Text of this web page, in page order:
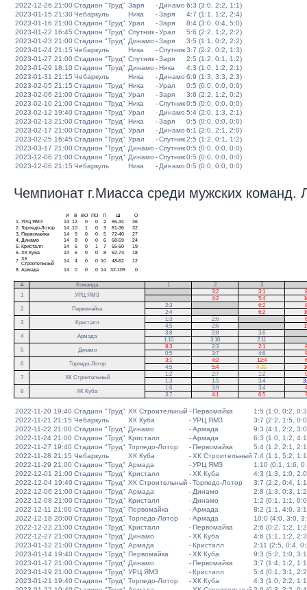
2022-12-26 21:00Стадион "Труд" Заря - Динамо 6:3 (3:0, 2:2, 1:1)
2023-01-15 21:30Чебаркуль Ника -Заря
4:7 (1:1, 1:2, 2:4)
2023-01-16 21:00Стадион "Труд" Урал -Заря
8:4 (3:0, 0:4, 5:0)
2023-01-22 16:45 Стадион "Труд" Спутник-Урал
5:6 (2:2, 1:2, 2:2)
2023-01-23 21:00Стадион "Труд" Динамо -Заря
3:5 (1:1, 0:2, 2:2)
2023-01-24 21:15 Чебаркуль Ника -Спутник3:7 (2:2, 0:2, 1:3)
2023-01-27 21:00Стадион "Труд" Спутник-Заря
2:5 (1:2, 0:1, 1:2)
2023-01-29 18:10Стадион "Труд" Динамо -Ника
4:3 (1:0, 1:2, 2:1)
2023-01-31 21:15 Чебаркуль Ника - Динамо 6:9 (1:3, 3:3, 2:3)
2023-02-05 21:15 Стадион "Труд" Ника -Урал
0:5 (0:0, 0:0, 0:0)
2023-02-06 21:00Стадион "Труд" Урал -Заря
3:6 (2:2, 1:2, 0:2)
2023-02-10 21:00Стадион "Труд" Ника -Спутник0:5 (0:0, 0:0, 0:0)
2023-02-12 19:40Стадион "Труд" Урал - Динамо 5:4 (2:0, 1:3, 2:1)
2023-02-13 21:00Стадион "Труд" Ника -Заря
0:5 (0:0, 0:0, 0:0)
2023-02-17 21:00Стадион "Труд" Урал - Динамо 6:1 (2:0, 2:1, 2:0)
2023-02-25 16:45 Стадион "Труд" Урал -Спутник2:5 (1:2, 0:1, 1:2)
2023-03-17 21:00Стадион "Труд" Динамо -Спутник0:5 (0:0, 0:0, 0:0)
2023-12-06 21:00Стадион "Труд" Динамо -Спутник0:5 (0:0, 0:0, 0:0)
2023-12-06 21:15 Чебаркуль Ника - Динамо 0:5 (0:0, 0:0, 0:0)
Чемпионат г.Миасса среди мужских команд.
И В ВО ПО П
О
1.
УРЦ ЯМЗ 14 12 0 0 2 65-34
36
2. Торпедо-Лотор 14 10 1 0 3 81-36
32
3.
Первомайка 14 9 0 0 5 72-40
27
4.
Динамо 14 8 0 0 6 68-59
24
5.
Кристалл 14 6 0 1 7 55-60
19
6. ХК Куба 14 6 0 0 8 52-73
18
7. ХК
Строительный
14 4 0 0 10 48-62
12
8. Армада 14 0 0 0 14 32-109 0
# Команда 1 2 3
1
УРЦ ЯМЗ
3:2 3:1
4:2 5:4
2
Первомайка
2:3 6:2
2:4
6:2
3
Кристалл
1:3 2:6
4:5
2:6
4
Армада
3:8 2:8 3:6
1:10
3:10 2:11
5
Динамо
8:3 2:3 2:1
0:5
3:7 4:6
6
Торпедо-Лотор
3:1 4:2 12:4
4:5
5:4 4:3Б
7
ХК Строительный
1:2 2:7 1:2
1:3
1:5 3:4
8
ХК Куба
1:6 3:9 3:4
3:7
4:1 6:5
2022-11-20 19:40 Стадион "Труд" ХК Строительный -Первомайка
1:5 (1:0, 0:2,
2022-11-21 21:15 Чебаркуль ХК Куба -УРЦ ЯМЗ
3:7 (2:2, 1:5,
2022-11-22 21:00 Стадион "Труд" Динамо -Армада
9:3 (4:1, 2:2,
2022-11-24 21:00 Стадион "Труд" Кристалл -Армада
6:3 (1:0, 1:2,
2022-11-27 19:40 Стадион "Труд" Торпедо-Лотор -Первомайка
5:4 (1:2, 2:1,
2022-11-28 21:15 Чебаркуль ХК Куба -ХК Строительный 7:4 (1:1, 5:2,
2022-11-29 21:00 Стадион "Труд" Армада -УРЦ ЯМЗ
1:10 (0:1, 1:6,
2022-12-01 21:00Стадион "Труд" Кристалл -ХК Куба
4:3 (1:3, 1:0,
2022-12-04 19:40Стадион "Труд" ХК Строительный -Торпедо-Лотор
3:7 (2:2, 0:4,
2022-12-06 21:00Стадион "Труд" Армада - Динамо
2:8 (1:3, 0:3,
2022-12-08 21:00Стадион "Труд" Кристалл - Динамо
1:2 (0:1, 1:1,
2022-12-11 21:00 Стадион "Труд" Первомайка -Армада
8:2 (1:1, 4:0,
2022-12-18 20:00Стадион "Труд" Торпедо-Лотор -Армада
10:0 (4:0, 3:0,
2022-12-22 21:00Стадион "Труд" Кристалл -Первомайка
2:6 (0:2, 1:2,
2022-12-27 21:00Стадион "Труд" Динамо -ХК Куба
4:6 (1:1, 1:2,
2023-01-12 21:00Стадион "Труд" Армада -Кристалл
2:11 (2:5, 0:4,
2023-01-14 19:40Стадион "Труд" Первомайка -ХК Куба
9:3 (5:2, 1:0,
2023-01-17 21:00Стадион "Труд" Динамо -Первомайка
3:7 (1:4, 1:2,
2023-01-19 21:00Стадион "Труд" УРЦ ЯМЗ -Кристалл
5:4 (0:1, 3:1,
2023-01-21 19:40Стадион "Труд" Торпедо-Лотор -ХК Куба
4:3 (1:0, 2:2,